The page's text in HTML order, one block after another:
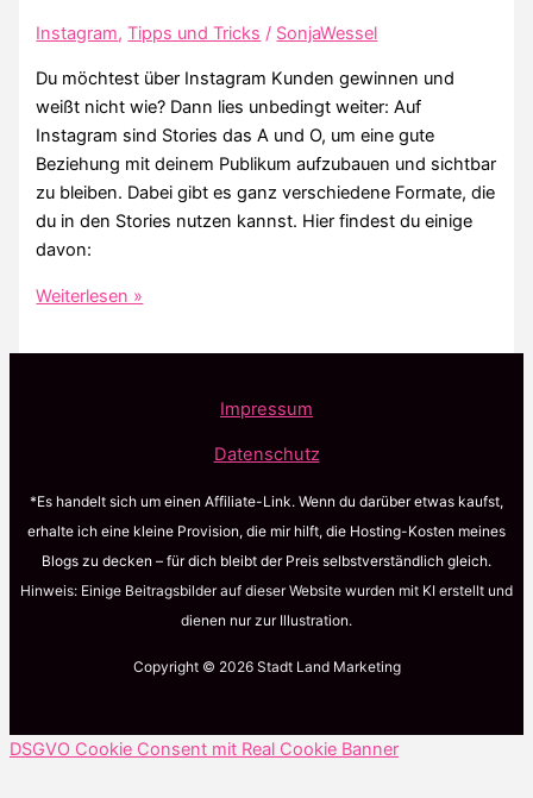
Instagram,Tipps und Tricks / SonjaWessel
Du möchtest über Instagram Kunden gewinnen und
weißt nicht wie? Dann lies unbedingt weiter: Auf
Instagram sind Stories das A und O, um eine gute
Beziehung mit deinem Publikum aufzubauen und sichtbar
zu bleiben. Dabei gibt es ganz verschiedene Formate, die
du in den Stories nutzen kannst. Hier findest du einige
davon:
Story
für
Weiterlesen »
Impressum
Datenschutz
*Es handelt sich um einen Affiliate-Link. Wenn du darüber etwas kaufst,
erhalte ich eine kleine Provision, die mir hilft, die Hosting-Kosten meines
Blogs zu decken – für dich bleibt der Preis selbstverständlich gleich.
Hinweis: Einige Beitragsbilder auf dieser Website wurden mit KI erstellt und
dienen nur zur Illustration.
Copyright © 2026 Stadt Land Marketing
DSGVO Cookie Consent mit Real Cookie Banner